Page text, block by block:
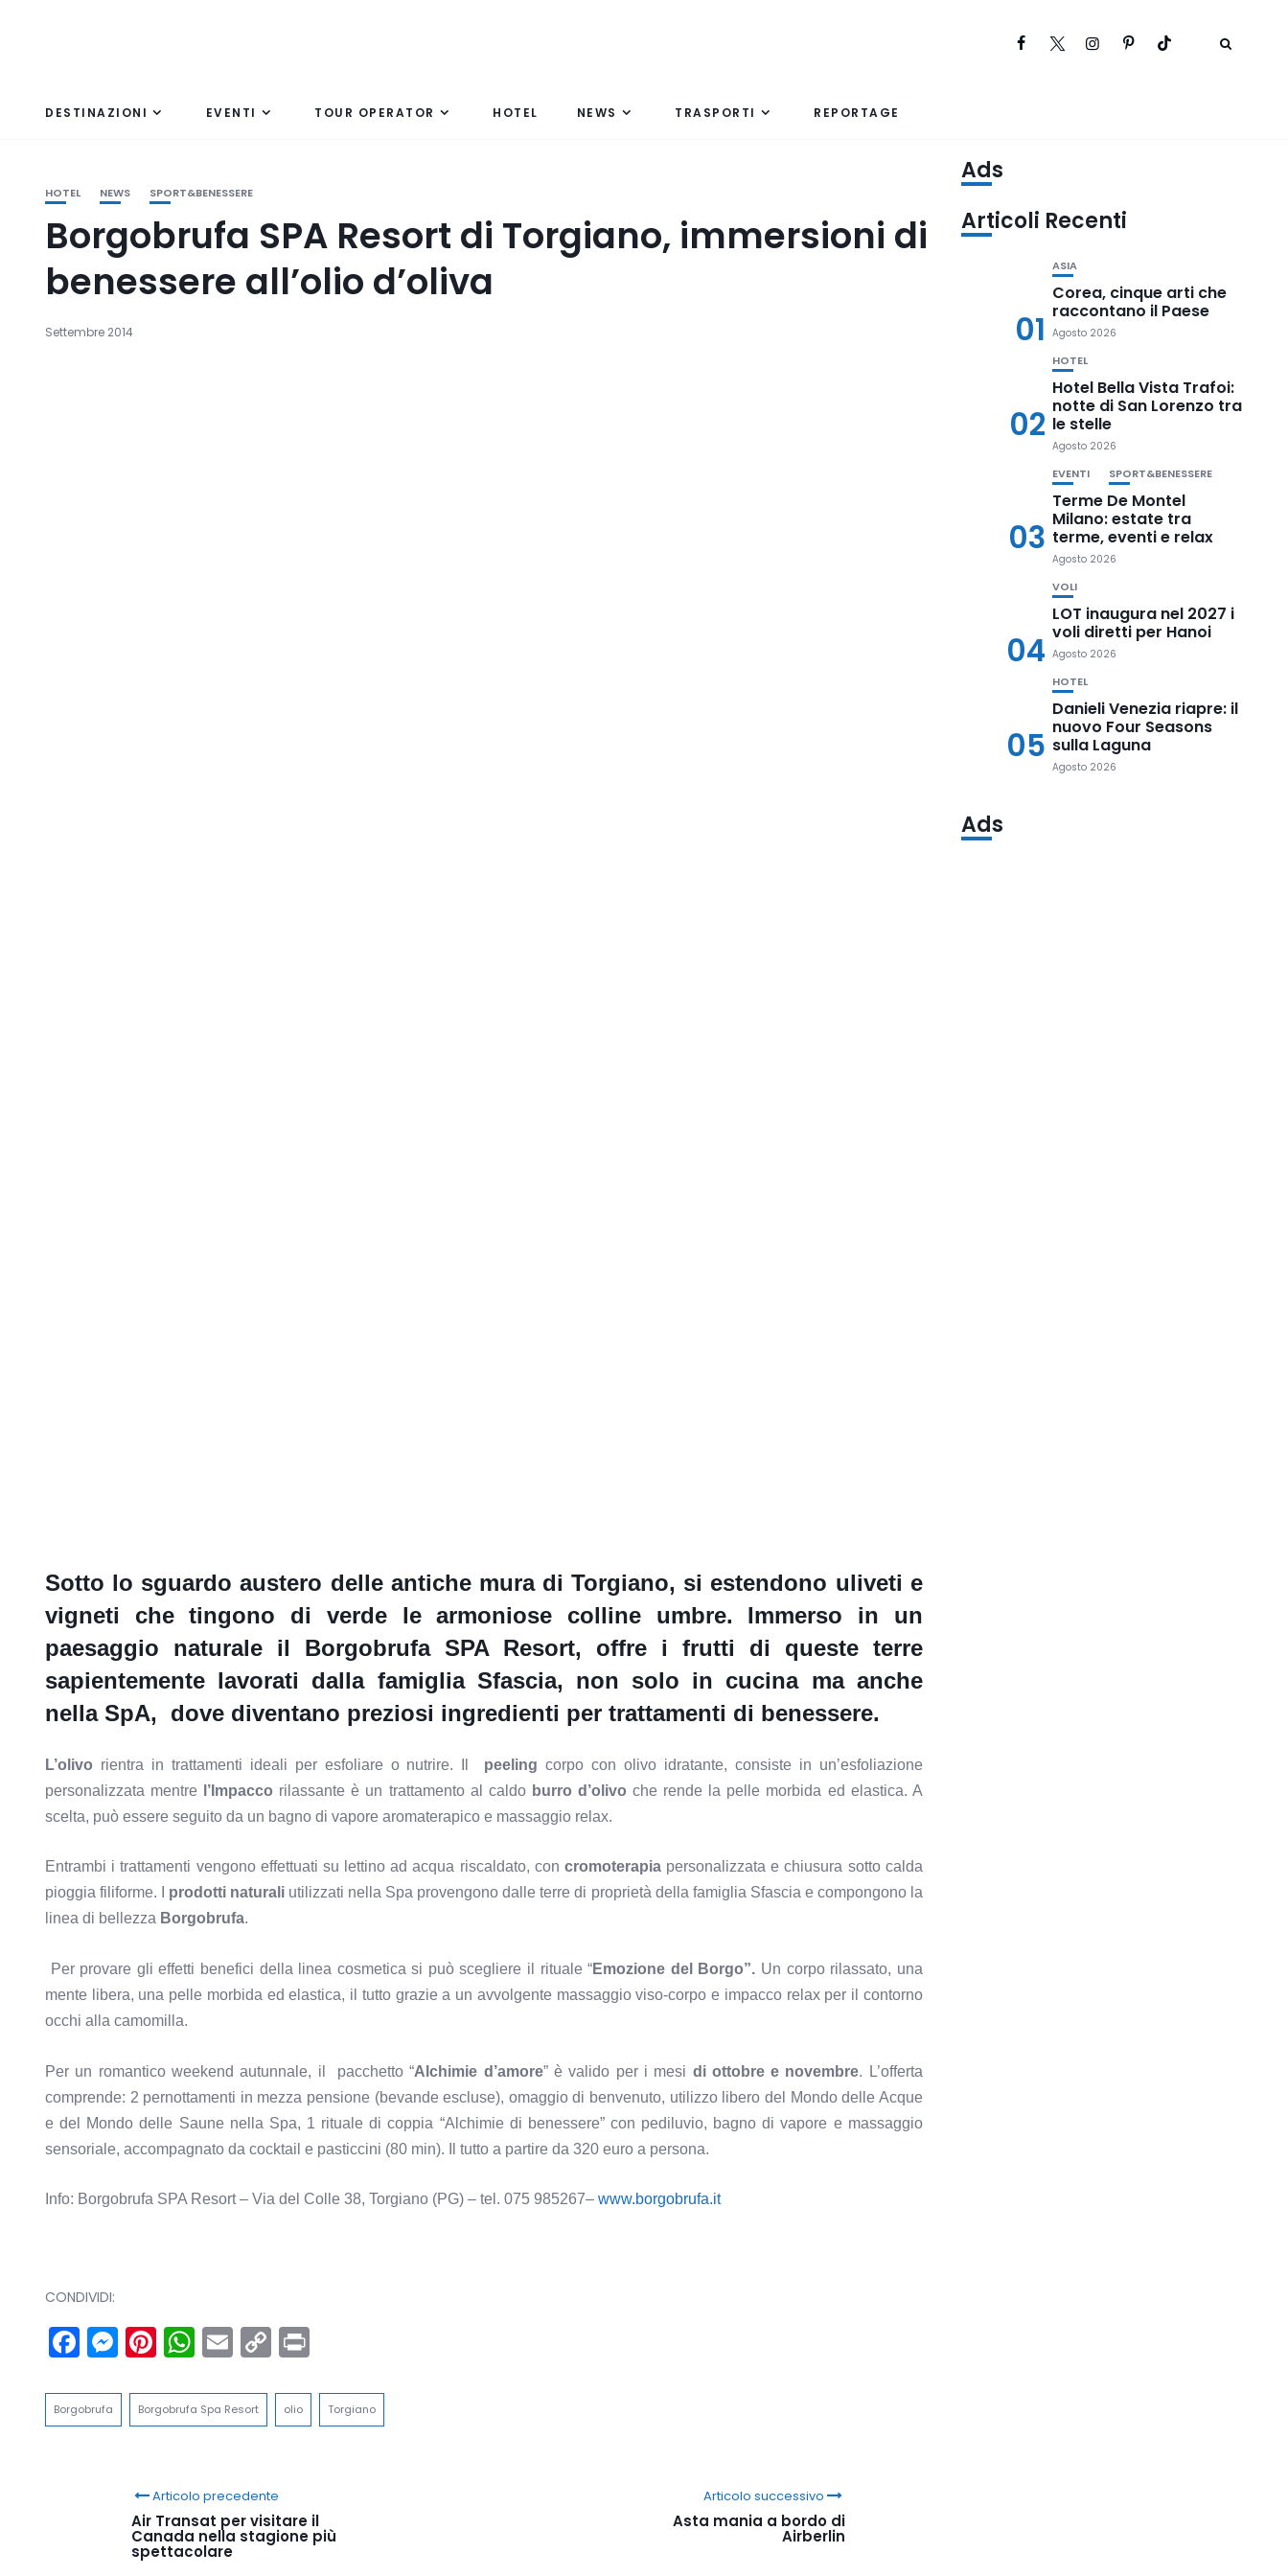
DESTINAZIONI EVENTI TOUR OPERATOR HOTEL NEWS TRASPORTI REPORTAGE
HOTEL NEWS SPORT&BENESSERE
Borgobrufa SPA Resort di Torgiano, immersioni di
benessere all’olio d’oliva
Settembre 2014
Sotto lo sguardo austero delle antiche mura diTorgiano, si estendono uliveti e
vigneti che tingono di verde le armoniose colline umbre. Immerso in un
paesaggio naturale il Borgobrufa SPA Resort, offre i frutti di queste terre
sapientemente lavorati dalla famiglia Sfascia, non solo in cucina ma anche
nella SpA, dove diventano preziosi ingredienti per trattamenti di benessere.
L’olivo rientra in trattamenti ideali per esfoliare o nutrire. Il peeling corpo con olivo idratante, consiste in un’esfoliazione
personalizzata mentre
l’Impacco rilassante è un trattamento al caldo burro d’olivo che rende la pelle morbida ed elastica. A
scelta, può essere seguito da un bagno di vapore aromaterapico e massaggio relax.
Entrambi i trattamenti vengono effettuati su lettino ad acqua riscaldato, con cromoterapia personalizzata e chiusura sotto calda
pioggia filiforme. I prodotti naturali utilizzati nella Spa provengono dalle terre di proprietà della famiglia Sfascia e compongono la
linea di bellezza Borgobrufa.
Per provare gli effetti benefici della linea cosmetica si può scegliere il rituale “Emozione del Borgo”. Un corpo rilassato, una
mente libera, una pelle morbida ed elastica, il tutto grazie a un avvolgente massaggio viso-corpo e impacco relax per il contorno
occhi alla camomilla.
Per un romantico weekend autunnale, il pacchetto “Alchimie d’amore” è valido per i mesi di ottobre e novembre. L’offerta
comprende: 2 pernottamenti in mezza pensione (bevande escluse), omaggio di benvenuto, utilizzo libero del Mondo delle Acque
e del Mondo delle Saune nella Spa, 1 rituale di coppia “Alchimie di benessere” con pediluvio, bagno di vapore e massaggio
sensoriale, accompagnato da cocktail e pasticcini (80 min). Il tutto a partire da 320 euro a persona.
Info: Borgobrufa SPA Resort – Via del Colle 38, Torgiano (PG) – tel. 075 985267– www.borgobrufa.it
CONDIVIDI:
Facebook
Messenger
Pinterest
WhatsApp
Email
Copy
Link
Borgobrufa Borgobrufa Spa Resort olio Torgiano
Articolo precedente
Air Transat per visitare il
Canada nella stagione più
spettacolare
Articolo successivo
Asta mania a bordo di
Airberlin
Ads
Articoli Recenti
01
ASIA
Corea, cinque arti che
raccontano il Paese
Agosto 2026
02
HOTEL
Hotel Bella Vista Trafoi:
notte di San Lorenzo tra
le stelle
Agosto 2026
03
EVENTI SPORT&BENESSERE
Terme De Montel
Milano: estate tra
terme, eventi e relax
Agosto 2026
04
VOLI
LOT inaugura nel 2027 i
voli diretti per Hanoi
Agosto 2026
05
HOTEL
Danieli Venezia riapre: il
nuovo Four Seasons
sulla Laguna
Agosto 2026
Ads